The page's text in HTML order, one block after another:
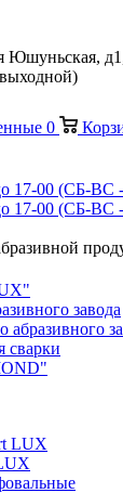
Юшуньская,
0
17-00 (СБ-ВС
17-00 (СБ-ВС
завода
абразивного
сварки